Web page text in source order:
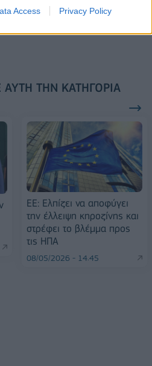
Access Privacy Policy
Αρχαίο Θέατρο Επιδαύρου άνοιξε τις
ΑΥΤΉ ΤΗΝ ΚΑΤΗΓΟΡΊΑ
ΕΕ: Ελπίζει να αποφύγει
την έλλειψη κηροζίνης και
στρέφει το βλέμμα προς
τις ΗΠΑ
08/05/2026 - 14:45